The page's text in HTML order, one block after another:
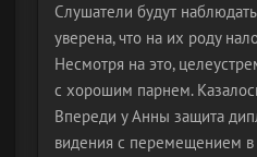
Слушатели будут
уверена, что на их роду
Несмотря на это,
с хорошим парнем.
Впереди у Анны защита
видения с перемещением в